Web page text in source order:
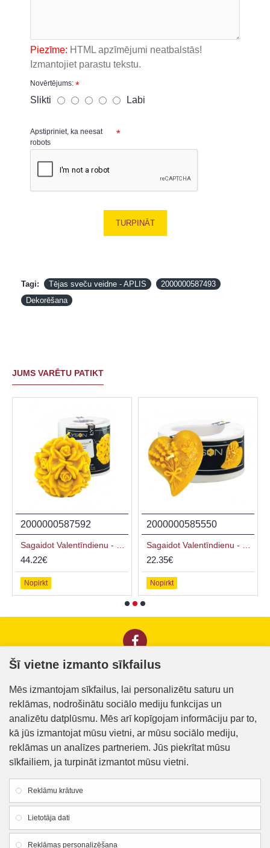
Piezīme: HTML apzīmējumi neatbalstās!
Izmantojiet parastu tekstu.
Novērtējums:
Slikti Labi
Apstipriniet, ka neesat
robots
TURPINĀT
Tagi: Tējas sveču veidne - APLIS
2000000587493
Dekorēšana
JUMS VARĒTU PATIKT
2000000587592
44.22€
Nopirkt
2000000585550
22.35€
Nopirkt
Informācija klientiem
Kontakti
Piegāde un apmaksa
Preču iegādes nosacījumi
Atteikuma veidlapa
Firmas rekvizīti
Šī vietne izmanto sīkfailus
Mēs izmantojam sīkfailus, lai personalizētu saturu un
reklāmas, nodrošinātu sociālo mediju funkcijas un
analizētu datplūsmu. Mēs arī kopīgojam informāciju par to,
kā jūs izmantojat mūsu vietni, ar mūsu sociālo mediju,
reklāmas un analīzes partneriem. Jūs piekrītat mūsu
sīkfailiem, ja turpināt izmantot mūsu vietni.
Reklāmu krātuve
Lietotāja dati
Reklāmas personalizēšana